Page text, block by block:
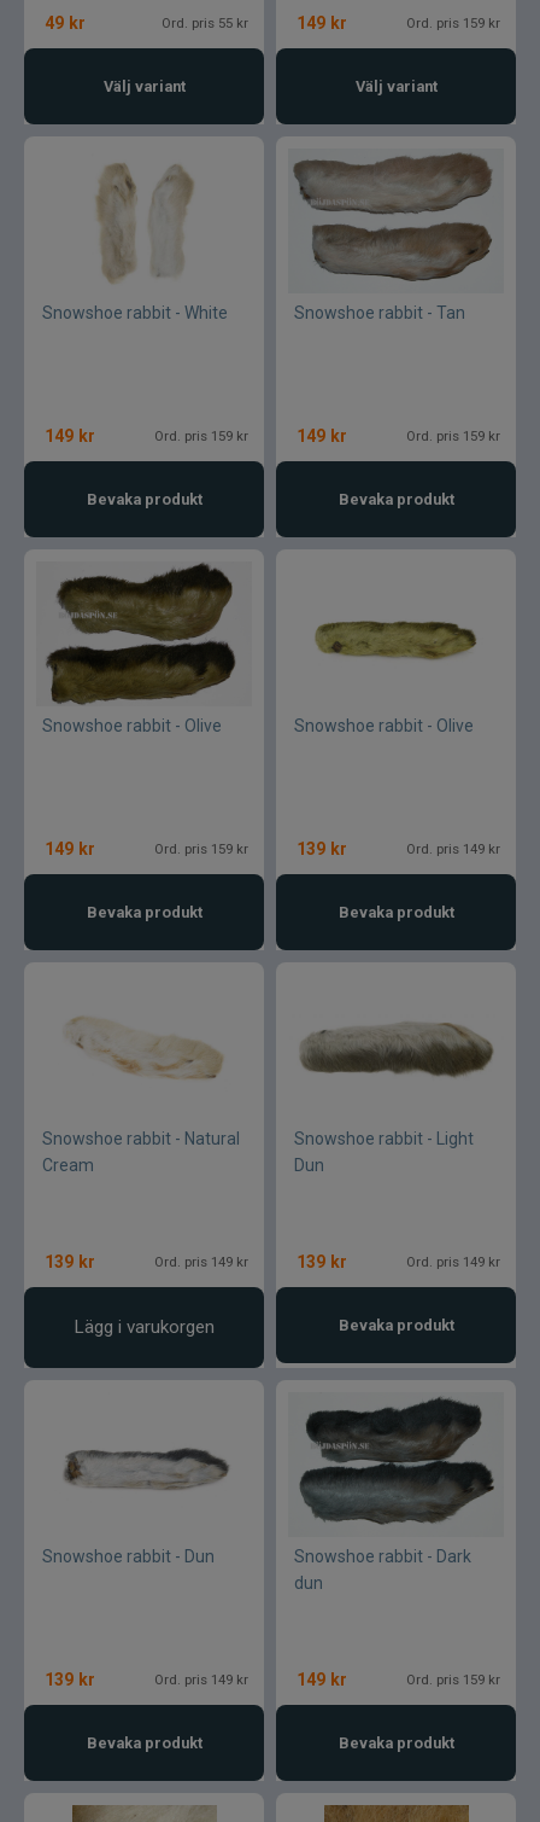
49 kr Ord. pris 55 kr
Välj variant
149 kr Ord. pris 159 kr
Välj variant
Snowshoe rabbit - White
149 kr Ord. pris 159 kr
Bevaka produkt
Snowshoe rabbit - Tan
149 kr Ord. pris 159 kr
Bevaka produkt
Snowshoe rabbit - Olive
149 kr Ord. pris 159 kr
Bevaka produkt
Snowshoe rabbit - Olive
139 kr Ord. pris 149 kr
Bevaka produkt
Snowshoe rabbit - Natural
Cream
139 kr Ord. pris 149 kr
Lägg i varukorgen
Snowshoe rabbit - Light
Dun
139 kr Ord. pris 149 kr
Bevaka produkt
Snowshoe rabbit - Dun
139 kr Ord. pris 149 kr
Bevaka produkt
Snowshoe rabbit - Dark
dun
149 kr Ord. pris 159 kr
Bevaka produkt